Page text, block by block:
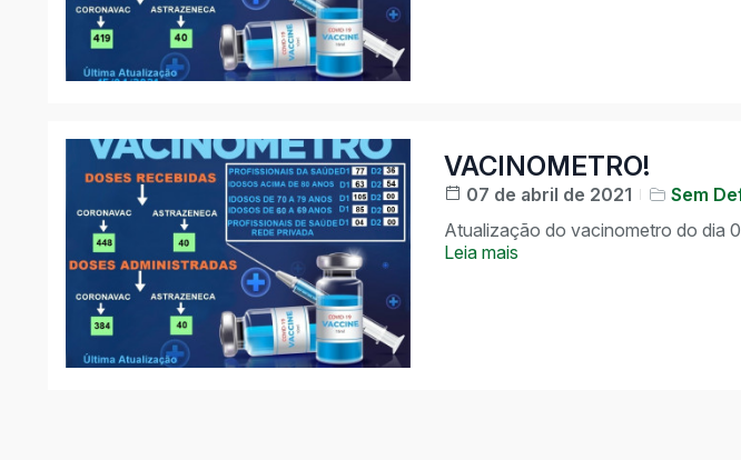
VACINOMETRO!
07 de abril de 2021
Sem
Atualização do vacinometro do dia
Leia mais